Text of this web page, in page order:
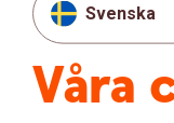
på engelska.
Svenska
Våra